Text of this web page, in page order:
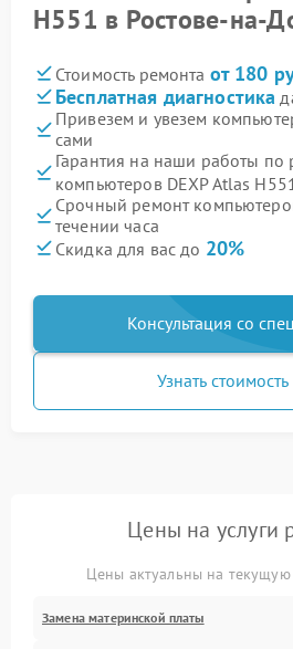
H551 в Ростове-на-
Стоимость ремонта от 180
Бесплатная диагностика
Привезем и увезем
сами
Гарантия на наши работы по
компьютеров DEXP Atlas
Срочный ремонт
течении часа
Скидка для вас до 20%
Консультация со
Узнать
Цены на услуги
Цены актуальны на
Замена материнской платы